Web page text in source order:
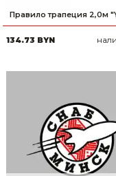
Правило трапеция 2,0м
134.73 BYN